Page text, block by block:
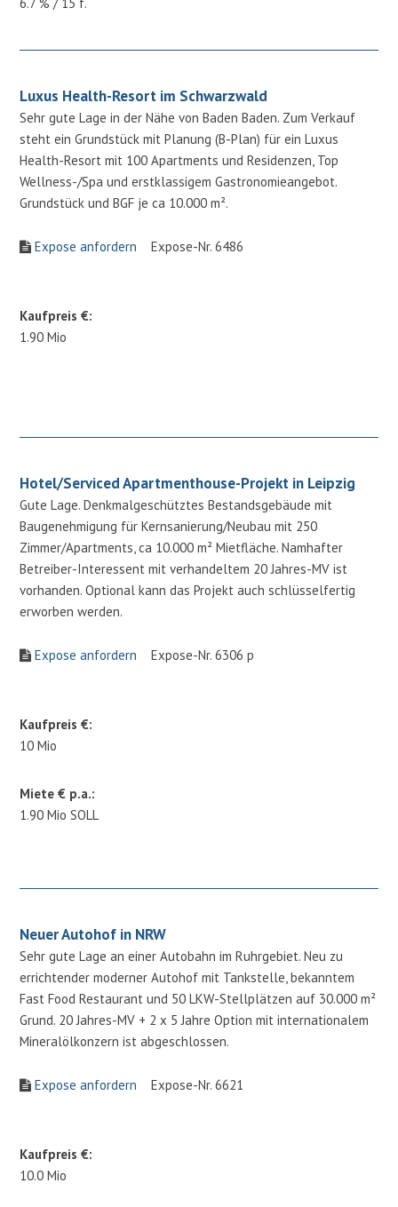
Luxus Health-Resort im Schwarzwald
Sehr gute Lage in der Nähe von Baden Baden. Zum Verkauf
steht ein Grundstück mit Planung (B-Plan) für ein Luxus
Health-Resort mit 100 Apartments und Residenzen, Top
Wellness-/Spa und erstklassigem Gastronomieangebot.
Grundstück und BGF je ca 10.000 m².
Expose anfordern Expose-Nr. 6486
Kaufpreis €:
1.90 Mio
Hotel/Serviced Apartmenthouse-Projekt in Leipzig
Gute Lage. Denkmalgeschütztes Bestandsgebäude mit
Baugenehmigung für Kernsanierung/Neubau mit 250
Zimmer/Apartments, ca 10.000 m² Mietfläche. Namhafter
Betreiber-Interessent mit verhandeltem 20 Jahres-MV ist
vorhanden. Optional kann das Projekt auch schlüsselfertig
erworben werden.
Expose anfordern Expose-Nr. 6306 p
Kaufpreis €:
10 Mio
Miete € p.a.:
1.90 Mio SOLL
Neuer Autohof in NRW
Sehr gute Lage an einer Autobahn im Ruhrgebiet. Neu zu
errichtender moderner Autohof mit Tankstelle, bekanntem
Fast Food Restaurant und 50 LKW-Stellplätzen auf 30.000 m²
Grund. 20 Jahres-MV + 2 x 5 Jahre Option mit internationalem
Mineralölkonzern ist abgeschlossen.
Expose anfordern Expose-Nr. 6621
Kaufpreis €:
10.0 Mio